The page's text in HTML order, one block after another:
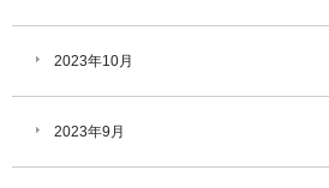
2023年10月
2023年9月